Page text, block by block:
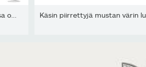
Vektorisarja värikkäitä cocktaileja, joissa on hedelmiä, jääkuutio Käsin piirrettyjä mustan värin